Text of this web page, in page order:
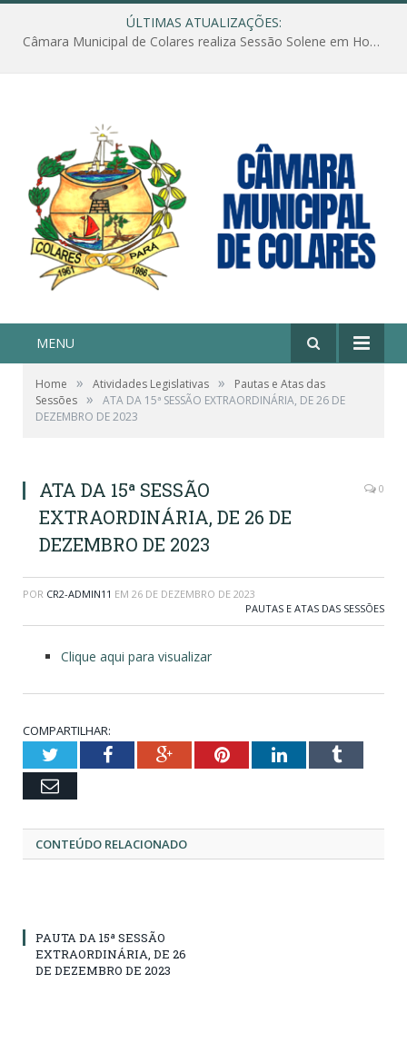
ÚLTIMAS ATUALIZAÇÕES:
Câmara Municipal de Colares realiza Sessão Solene em Homenagem ao Dia das Mães
MENU
Home » Atividades Legislativas »
Pautas e Atas das
Sessões »
ATA DA 15ª SESSÃO EXTRAORDINÁRIA, DE 26 DE
DEZEMBRO DE 2023
ATA DA 15ª SESSÃO
EXTRAORDINÁRIA, DE 26 DE
DEZEMBRO DE 2023
0
POR CR2-ADMIN11 EM 26 DE DEZEMBRO DE 2023
PAUTAS E ATAS DAS SESSÕES
Clique aqui para visualizar
COMPARTILHAR:
TwitterFacebookGoogle+PinterestLinkedInTumblr
Email
CONTEÚDO RELACIONADO
PAUTA DA 15ª SESSÃO
EXTRAORDINÁRIA, DE 26
DE DEZEMBRO DE 2023